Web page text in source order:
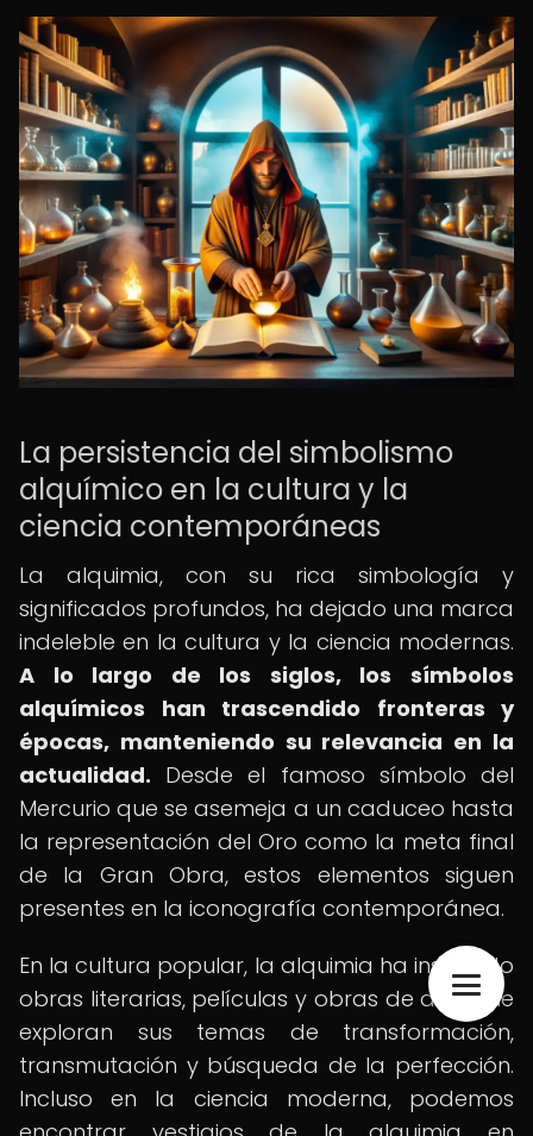
La persistencia del simbolismo
alquímico en la cultura y la
ciencia contemporáneas
La alquimia, con su rica simbología y
significados profundos, ha dejado una marca
indeleble en la cultura y la ciencia modernas.
A lo largo de los siglos, los símbolos
alquímicos han trascendido fronteras y
épocas, manteniendo su relevancia en la
actualidad. Desde el famoso símbolo del
Mercurio que se asemeja a un caduceo hasta
la representación del Oro como la meta final
de la Gran Obra, estos elementos siguen
presentes en la iconografía contemporánea.
En la cultura popular, la alquimia ha inspirado
obras literarias, películas y obras de arte que
exploran sus temas de transformación,
transmutación y búsqueda de la perfección.
Incluso en la ciencia moderna, podemos